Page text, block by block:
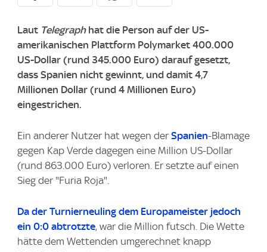
Laut Telegraphhat die Person auf der US-
amerikanischen Plattform Polymarket 400.000
US-Dollar (rund 345.000 Euro) darauf gesetzt,
dass Spanien nicht gewinnt, und damit 4,7
Millionen Dollar (rund 4 Millionen Euro)
eingestrichen.
Ein anderer Nutzer hat wegen der Spanien-Blamage
gegen Kap Verde dagegen eine Million US-Dollar
(rund 863.000 Euro) verloren. Er setzte auf einen
Sieg der "Furia Roja".
Da der Turnierneuling dem Europameister jedoch
ein 0:0 abtrotzte, war die Million futsch. Die Wette
hätte dem Wettenden umgerechnet knapp